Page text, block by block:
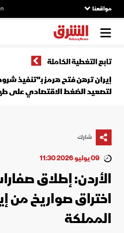
مواقعنا
تابع التغطية الكاملة
إيران ترهن فتح هرمز بـ"تنفيذ
لتصعيد الضغط الاقتصادي على
شارك
09 يوليو 2026 11:30
الأردن: إطلاق
اختراق صواريخ من
المملكة